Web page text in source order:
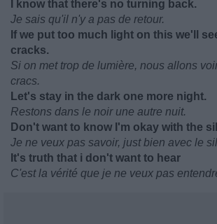
I know that there's no turning back.
Je sais qu'il n'y a pas de retour.
If we put too much light on this we'll
cracks.
Si on met trop de lumière, nous allons
cracs.
Let's stay in the dark one more night.
Restons dans le noir une autre nuit.
Don't want to know I'm okay with the
Je ne veux pas savoir, just bien avec le
It's truth that i don't want to hear
C'est la vérité que je ne veux pas